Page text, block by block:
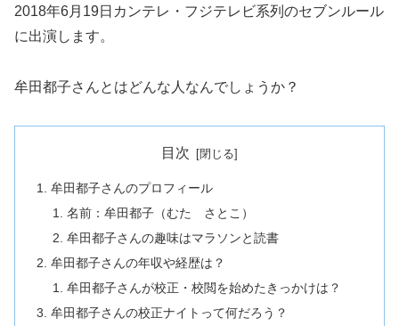
2018年6月19日カンテレ・フジテレビ系列のセブンルール
に出演します。
牟田都子さんとはどんな人なんでしょうか？
目次
牟田都子さんのプロフィール
名前：牟田都子（むた さとこ）
牟田都子さんの趣味はマラソンと読書
牟田都子さんの年収や経歴は？
牟田都子さんが校正・校閲を始めたきっかけは？
牟田都子さんの校正ナイトって何だろう？